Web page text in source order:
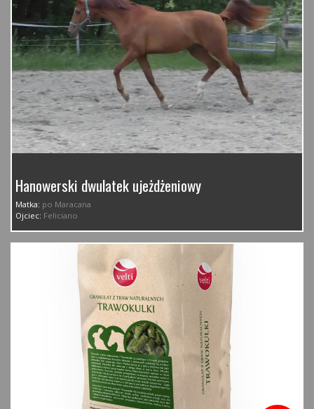
Hanowerski dwulatek ujeżdżeniowy
Matka: po Maracana
Ojciec: Feliciano